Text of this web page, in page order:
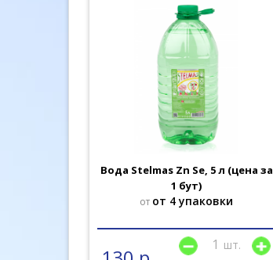
Вода Stelmas Zn Se, 5 л (цена за
1 бут)
от от 4 упаковки
шт.